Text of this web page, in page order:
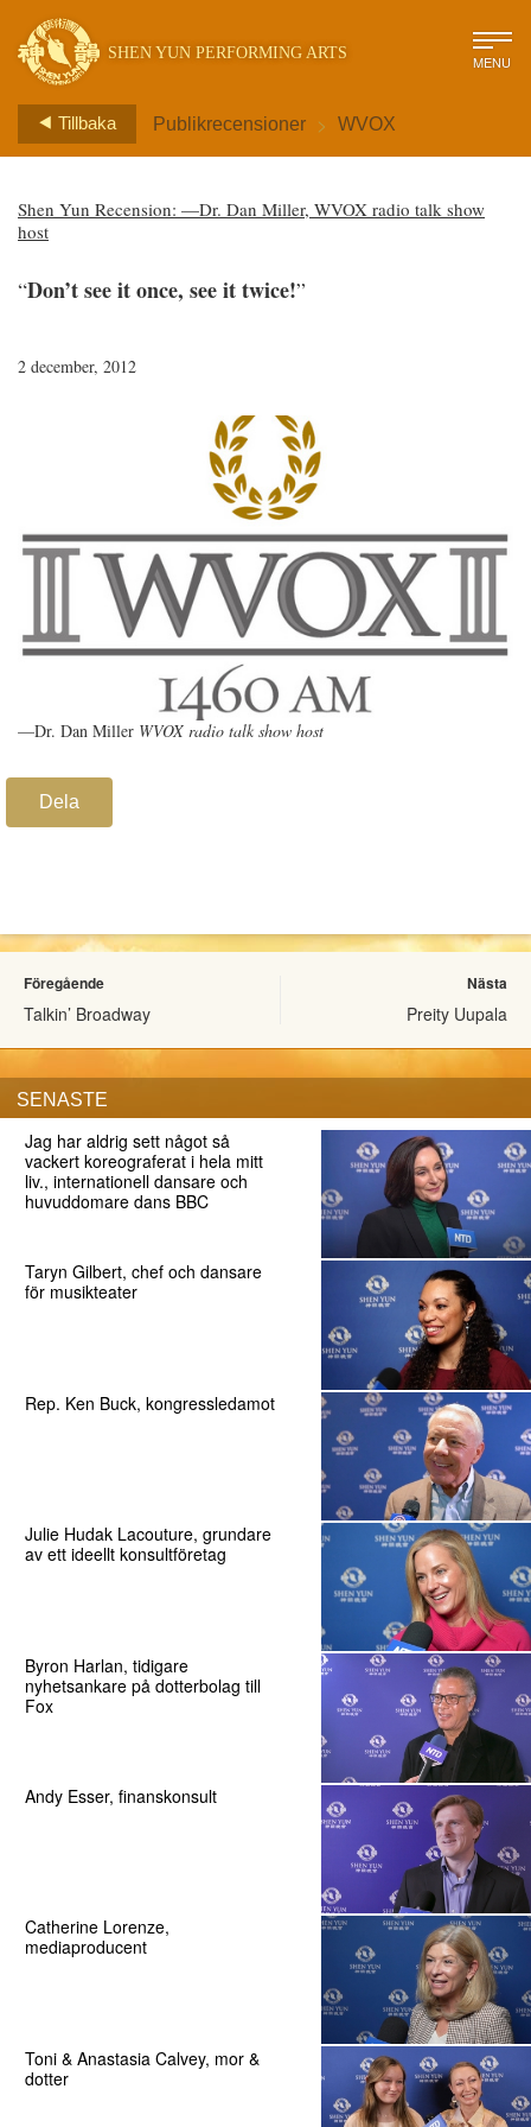
SHEN YUN PERFORMING ARTS MENU
Tillbaka Publikrecensioner > WVOX
Shen Yun Recension: —Dr. Dan Miller, WVOX radio talk show
host
“Don’t see it once, see it twice!”
2 december, 2012
—Dr. Dan Miller WVOX radio talk show host
Dela
Föregående
Talkin’ Broadway
Nästa
Preity Uupala
SENASTE
Jag har aldrig sett något så
vackert koreograferat i hela mitt
liv., internationell dansare och
huvuddomare dans BBC
Taryn Gilbert, chef och dansare
för musikteater
Rep. Ken Buck, kongressledamot
Julie Hudak Lacouture, grundare
av ett ideellt konsultföretag
Byron Harlan, tidigare
nyhetsankare på dotterbolag till
Fox
Andy Esser, finanskonsult
Catherine Lorenze,
mediaproducent
Toni & Anastasia Calvey, mor &
dotter